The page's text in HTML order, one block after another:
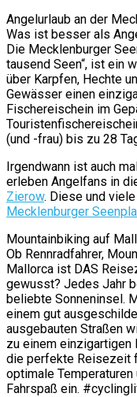
Angelurlaub an der
Was ist besser als
Die Mecklenburger
tausend Seen“, ist ein
über Karpfen, Hechte
Gewässer einen
Fischereischein im
(und -frau) bis zu 28
Irgendwann ist auch
erleben Angelfans in
Zierow. Diese und
Mecklenburger
Mountainbiking auf
Ob Rennradfahrer,
Mallorca ist DAS
gewusst? Jedes Jahr
beliebte Sonneninsel.
einem gut
ausgebauten Straßen
zu einem einzigartigen
die perfekte Reisezeit
optimale
Fahrspaß ein.